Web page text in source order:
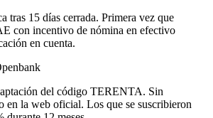
tras 15 días cerrada. Primera vez que
con incentivo de nómina en efectivo
en cuenta.
del código TERENTA. Sin
en la web oficial. Los que se suscribieron